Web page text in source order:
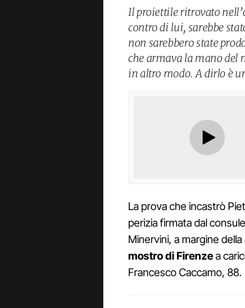
Il proiettile ritrovato
contro di lui, sarebbe
non sarebbero state
che armava la mano del
in altro modo. A dirlo è
La prova che incastrò
perizia firmata dal
Minervini, a margine
mostro di Firenzea
Francesco Caccamo, 88.